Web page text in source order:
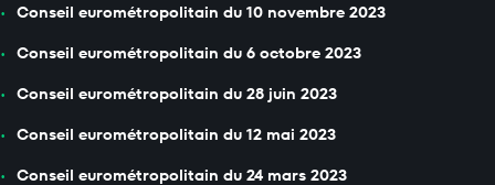
Conseil eurométropolitain du 10 novembre 2023
Conseil eurométropolitain du 6 octobre 2023
Conseil eurométropolitain du 28 juin 2023
Conseil eurométropolitain du 12 mai 2023
Conseil eurométropolitain du 24 mars 2023